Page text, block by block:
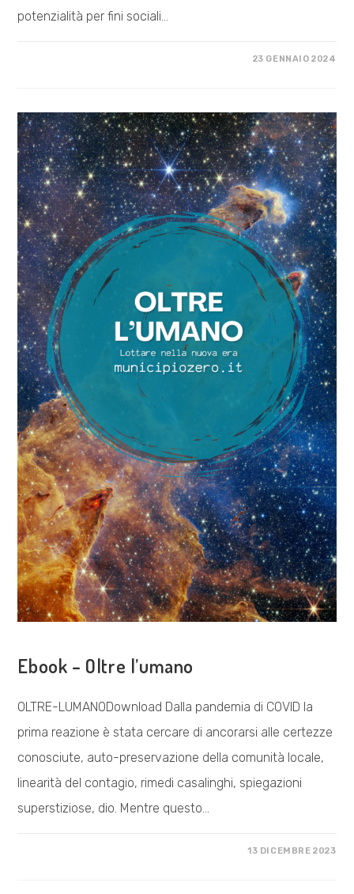
potenzialità per fini sociali…
2024
23 GENNAIO 2024
Ebook – Oltre l’umano
OLTRE-LUMANODownload Dalla pandemia di COVID la
prima reazione è stata cercare di ancorarsi alle certezze
conosciute, auto-preservazione della comunità locale,
linearità del contagio, rimedi casalinghi, spiegazioni
superstiziose, dio. Mentre questo…
13 DICEMBRE 2023